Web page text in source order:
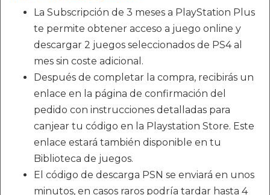
La Subscripción de 3 meses a PlayStation Plus
te permite obtener acceso a juego online y
descargar 2 juegos seleccionados de PS4 al
mes sin coste adicional.
Después de completar la compra, recibirás un
enlace en la página de confirmación del
pedido con instrucciones detalladas para
canjear tu código en la Playstation Store. Este
enlace estará también disponible en tu
Biblioteca de juegos.
El código de descarga PSN se enviará en unos
minutos, en casos raros podría tardar hasta 4